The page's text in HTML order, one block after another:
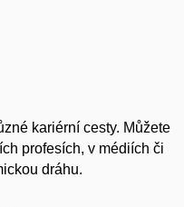
kariérní cesty. Můžete
profesích, v médiích či
dráhu.